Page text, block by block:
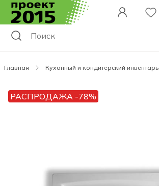
Главная Кухонный и кондитерский инвентарь
РАСПРОДАЖА -78%